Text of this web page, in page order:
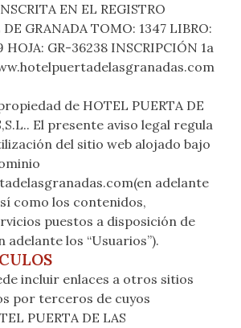
EN EL REGISTRO
GRANADA TOMO: 1347 LIBRO:
HOJA: GR-36238 INSCRIPCIÓN 1a
de HOTEL PUERTA DE
El presente aviso legal regula
del sitio web alojado bajo
adelante
como los contenidos,
puestos a disposición de
adelante los “Usuarios”).
incluir enlaces a otros sitios
por terceros de cuyos
PUERTA DE LAS